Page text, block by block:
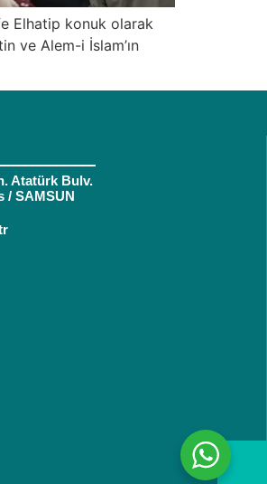
Elhatip konuk olarak
ve Alem-i İslam’ın
Atatürk Bulv.
/ SAMSUN